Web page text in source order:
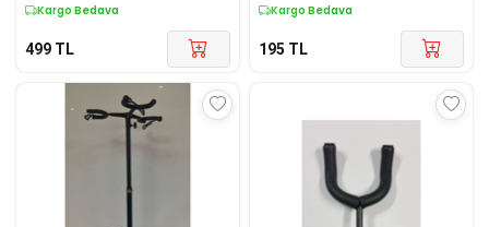
Kargo Bedava
499 TL
Kargo Bedava
195 TL